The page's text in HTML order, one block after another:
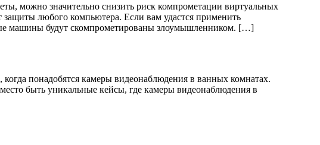
можно значительно снизить риск компрометации виртуальных
любого компьютера. Если вам удастся применить
машины будут скомпрометированы злоумышленником. […]
понадобятся камеры видеонаблюдения в ванных комнатах.
быть уникальные кейсы, где камеры видеонаблюдения в